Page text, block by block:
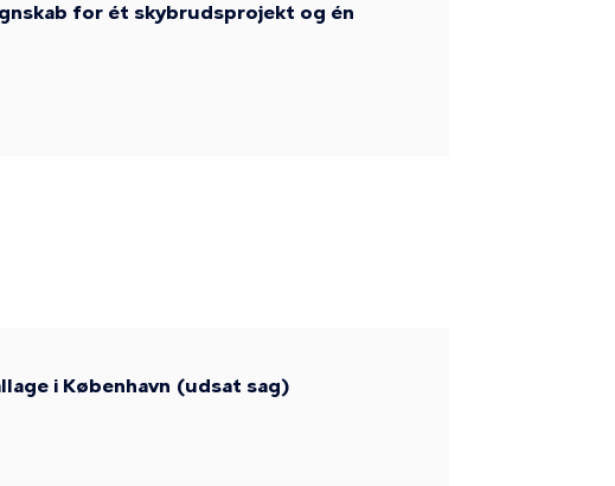
for ét skybrudsprojekt og én
i København (udsat sag)